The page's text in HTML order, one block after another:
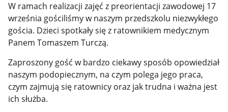
W ramach realizacji zajęć z preorientacji zawodowej 17
września gościliśmy w naszym przedszkolu niezwykłego
gościa. Dzieci spotkały się z ratownikiem medycznym
Panem Tomaszem Turczą.
Zaproszony gość w bardzo ciekawy sposób opowiedział
naszym podopiecznym, na czym polega jego praca,
czym zajmują się ratownicy oraz jak trudna i ważna jest
ich służba.